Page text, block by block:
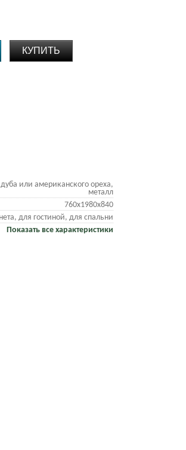
КУПИТЬ
или американского ореха,
металл
760х1980х840
для гостиной, для спальни
Показать все характеристики